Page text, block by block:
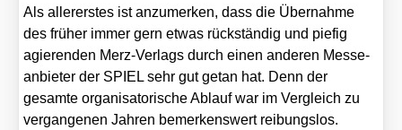
Als aller­ers­tes ist anzu­mer­ken, dass die Über­nah­me
des frü­her immer gern etwas rück­stän­dig und pie­fig
agie­ren­den Merz-Ver­lags durch einen ande­ren Mes­se­
an­bie­ter der SPIEL sehr gut getan hat. Denn der
gesam­te orga­ni­sa­to­ri­sche Ablauf war im Ver­gleich zu
ver­gan­ge­nen Jah­ren bemer­kens­wert rei­bungs­los.